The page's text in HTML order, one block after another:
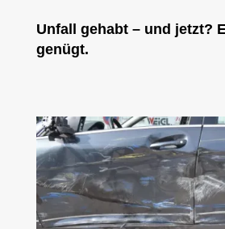
Unfall gehabt – und jetzt?
genügt.